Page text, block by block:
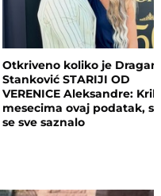
Otkriveno koliko je Dragan
Stanković STARIJI OD
VERENICE Aleksandre: Krili
mesecima ovaj podatak,
se sve saznalo